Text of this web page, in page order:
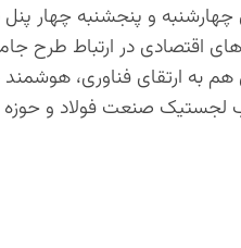
چهارشنبه و پنجشنبه چهار
اقتصادی در ارتباط طرح
هم به ارتقای فناوری،
صنعت فولاد و حوزه